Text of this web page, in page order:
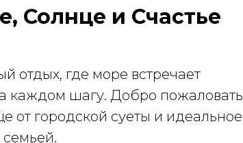
Солнце и Счастье
отдых, где море встречает
каждом шагу. Добро пожаловать
городской суеты и идеальное